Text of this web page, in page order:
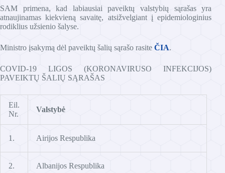
SAM primena, kad labiausiai paveiktų valstybių sąrašas yra
atnaujinamas kiekvieną savaitę, atsižvelgiant į epidemiologinius
rodiklius užsienio šalyse.
Ministro įsakymą dėl paveiktų šalių sąrašo rasite ČIA.
COVID-19 LIGOS (KORONAVIRUSO INFEKCIJOS)
PAVEIKTŲ ŠALIŲ SĄRAŠAS
Eil.
Nr.
Valstybė
1. Airijos Respublika
2. Albanijos Respublika